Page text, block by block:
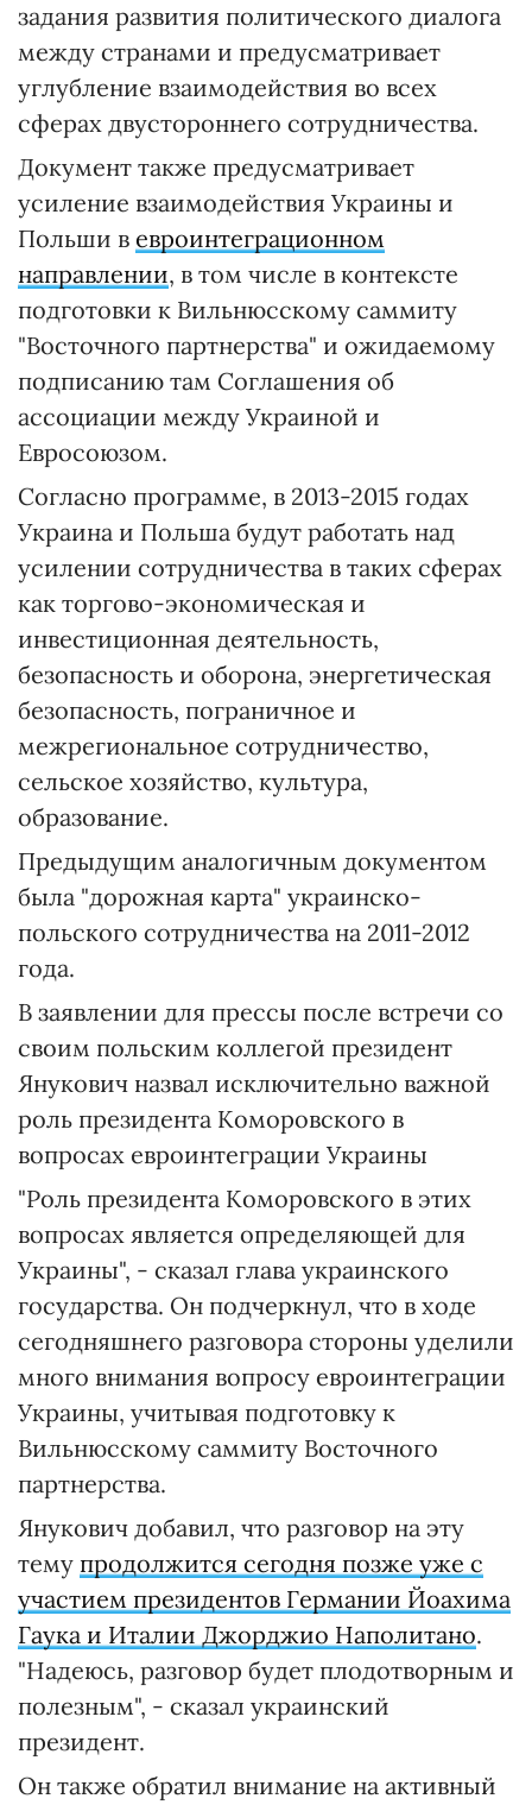
задания развития политического диалога
между странами и предусматривает
углубление взаимодействия во всех
сферах двустороннего сотрудничества.
Документ также предусматривает
усиление взаимодействия Украины и
Польши в евроинтеграционном
направлении, в том числе в контексте
подготовки к Вильнюсскому саммиту
"Восточного партнерства" и ожидаемому
подписанию там Соглашения об
ассоциации между Украиной и
Евросоюзом.
Согласно программе, в 2013-2015 годах
Украина и Польша будут работать над
усилении сотрудничества в таких сферах
как торгово-экономическая и
инвестиционная деятельность,
безопасность и оборона, энергетическая
безопасность, пограничное и
межрегиональное сотрудничество,
сельское хозяйство, культура,
образование.
Предыдущим аналогичным документом
была "дорожная карта" украинско-
польского сотрудничества на 2011-2012
года.
В заявлении для прессы после встречи со
своим польским коллегой президент
Янукович назвал исключительно важной
роль президента Коморовского в
вопросах евроинтеграции Украины
"Роль президента Коморовского в этих
вопросах является определяющей для
Украины", - сказал глава украинского
государства. Он подчеркнул, что в ходе
сегодняшнего разговора стороны уделили
много внимания вопросу евроинтеграции
Украины, учитывая подготовку к
Вильнюсскому саммиту Восточного
партнерства.
Янукович добавил, что разговор на эту
тему продолжится сегодня позже уже с
участием президентов Германии Йоахима
Гаука и Италии Джорджио Наполитано.
"Надеюсь, разговор будет плодотворным и
полезным", - сказал украинский
президент.
Он также обратил внимание на активный